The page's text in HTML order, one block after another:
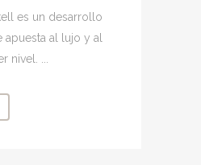
es un desarrollo
al lujo y al
nivel. ...